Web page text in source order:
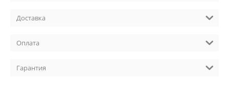
Доставка
Оплата
Гарантия